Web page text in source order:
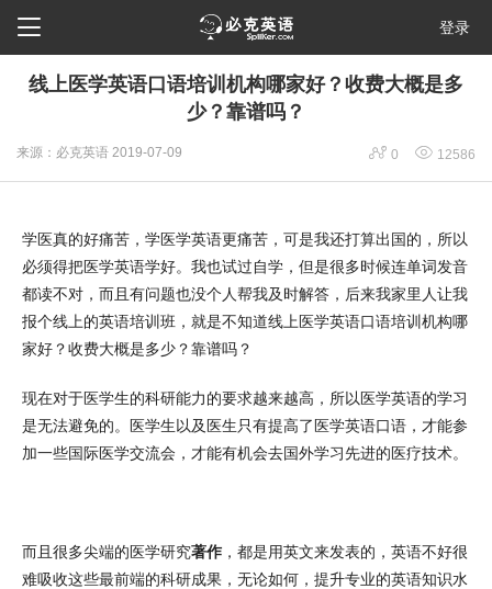
 登录
线上医学英语口语培训机构哪家好？收费大概是多
少？靠谱吗？
来源：必克英语 2019-07-09  0  12586
学医真的好痛苦，学医学英语更痛苦，可是我还打算出国的，所以
必须得把医学英语学好。我也试过自学，但是很多时候连单词发音
都读不对，而且有问题也没个人帮我及时解答，后来我家里人让我
报个线上的英语培训班，就是不知道线上医学英语口语培训机构哪
家好？收费大概是多少？靠谱吗？
现在对于医学生的科研能力的要求越来越高，所以医学英语的学习
是无法避免的。医学生以及医生只有提高了医学英语口语，才能参
加一些国际医学交流会，才能有机会去国外学习先进的医疗技术。
而且很多尖端的医学研究著作 ，都是用英文来发表的，英语不好很
难吸收这些最前端的科研成果，无论如何，提升专业的英语知识水